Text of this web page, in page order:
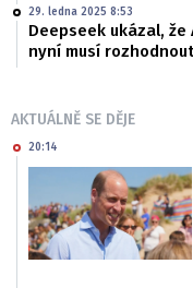
29. ledna 2025 8:53
Deepseek ukázal,
nyní musí rozhodnout
AKTUÁLNĚ SE DĚJE
20:14